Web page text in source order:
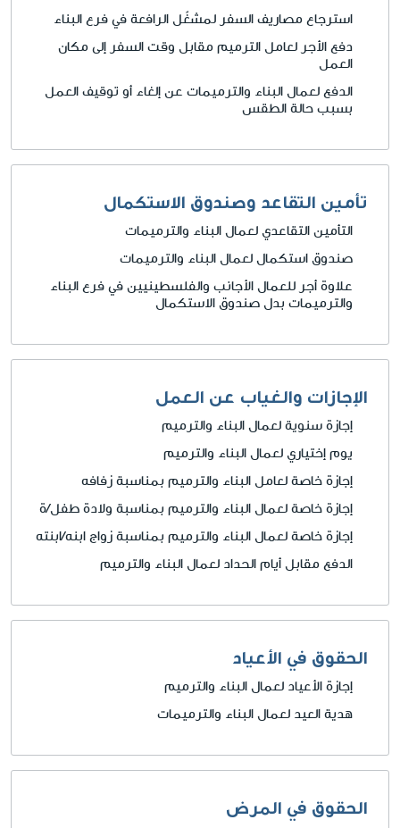
استرجاع مصاريف السفر لمشغّل الرافعة في فرع البناء
دفع الأجر لعامل الترميم مقابل وقت السفر إلى مكان
العمل
الدفع لعمال البناء والترميمات عن إلغاء أو توقيف العمل
بسبب حالة الطقس
تأمين التقاعد وصندوق الاستكمال
التأمين التقاعدي لعمال البناء والترميمات
صندوق استكمال لعمال البناء والترميمات
علاوة أجر للعمال الأجانب والفلسطينيين في فرع البناء
والترميمات بدل صندوق الاستكمال
الإجازات والغياب عن العمل
إجازة سنوية لعمال البناء والترميم
يوم إختياري لعمال البناء والترميم
إجازة خاصة لعامل البناء والترميم بمناسبة زفافه
إجازة خاصة لعمال البناء والترميم بمناسبة ولادة طفل/ة
إجازة خاصة لعمال البناء والترميم بمناسبة زواج ابنه/ابنته
الدفع مقابل أيام الحداد لعمال البناء والترميم
الحقوق في الأعياد
إجازة الأعياد لعمال البناء والترميم
هدية العيد لعمال البناء والترميمات
الحقوق في المرض